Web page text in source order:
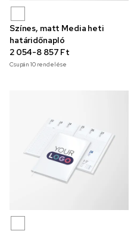
Színes, matt Media heti
határidőnapló
2 054-8 857 Ft
Csupán10rendelése